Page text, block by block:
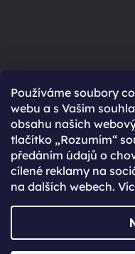
Používáme soubory
webu a s Vaším
obsahu našich
tlačítko „Rozumím“
předáním údajů o
cílené reklamy na
na dalších webech.
Ještě nemáte
Rychlejší nákup díky
Přehled o stavu
Kompletní historie
Speciální akce,
Vytvořil Shoptet Premium